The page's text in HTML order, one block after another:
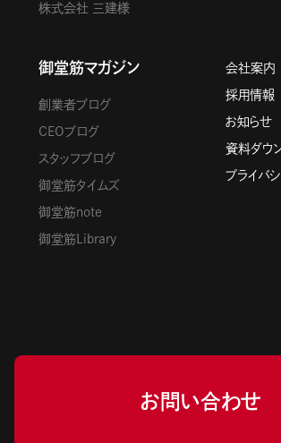
株式会社 三建様
御堂筋マガジン
創業者ブログ
CEOブログ
スタッフブログ
御堂筋タイムズ
御堂筋note
御堂筋Library
会社案内
採用情報
お知らせ
資料ダウ
プライバ
お問い合わせ